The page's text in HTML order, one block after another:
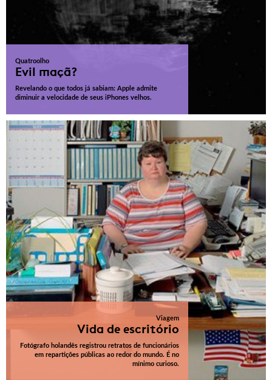
Quatroolho
Evil maçã?
Revelando o que todos já sabiam: Apple admite
diminuir a velocidade de seus iPhones velhos.
Viagem
Vida de escritório
Fotógrafo holandês registrou retratos de funcionários
em repartições públicas ao redor do mundo. É no
mínimo curioso.